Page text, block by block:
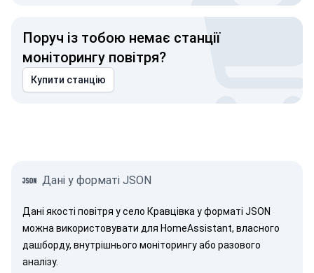
Поруч із тобою немає станції
моніторингу повітря?
Купити станцію
Дані у форматі JSON
Дані якості повітря у село Кравцівка у форматі JSON
можна використовувати для HomeAssistant, власного
дашборду, внутрішнього моніторингу або разового
аналізу.